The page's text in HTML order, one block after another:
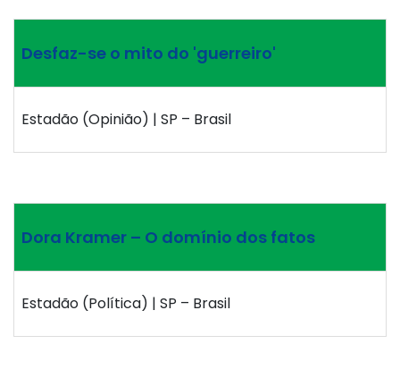
Desfaz-se o mito do 'guerreiro'
Estadão (Opinião) | SP – Brasil
Dora Kramer – O domínio dos fatos
Estadão (Política) | SP – Brasil